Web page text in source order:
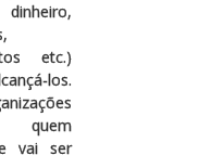
etc.)
los.
quem
vai ser